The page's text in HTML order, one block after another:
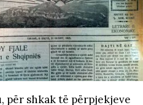
për shkak të përpjekjeve